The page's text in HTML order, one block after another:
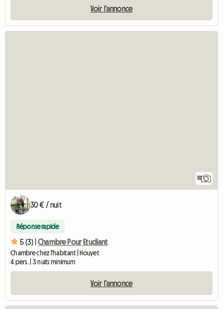
Voir l'annonce
10
30 € / nuit
Réponse rapide
5 (3) | Chambre Pour Etudiant
Chambre chez l'habitant | Houyet
4 pers. | 3 nuits minimum
Voir l'annonce